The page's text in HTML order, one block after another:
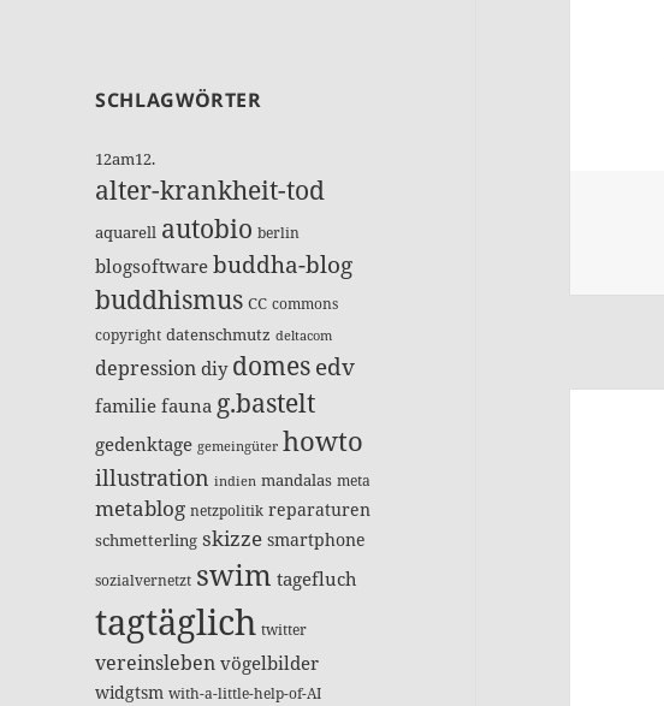
SCHLAGWÖRTER
12am12.
alter-krankheit-tod
aquarell autobio berlin
blogsoftware buddha-blog
buddhismus CC commons
copyright datenschmutz deltacom
depression diy domesedv
familie fauna g.bastelt
gedenktage gemeingüter howto
illustration indien mandalas meta
metablog netzpolitik reparaturen
schmetterling skizze smartphone
sozialvernetzt swim tagefluch
tagtäglich twitter
vereinsleben vögelbilder
widgtsm with-a-little-help-of-AI